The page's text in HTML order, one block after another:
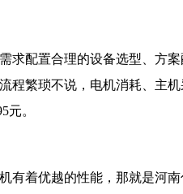
求配置合理的设备选型、方
程繁琐不说，电机消耗、主
元。
有着优越的性能，那就是河